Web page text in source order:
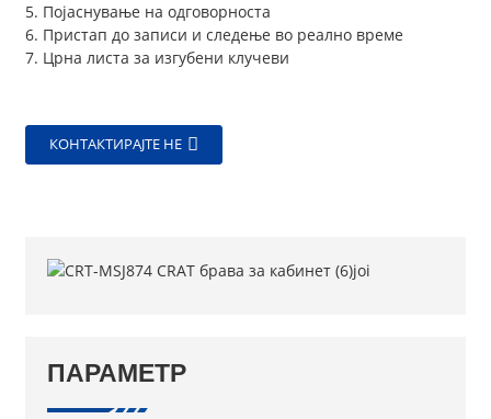
5. Појаснување на одговорноста
6. Пристап до записи и следење во реално време
7. Црна листа за изгубени клучеви
КОНТАКТИРАЈТЕ НЕ
ПАРАМЕТР